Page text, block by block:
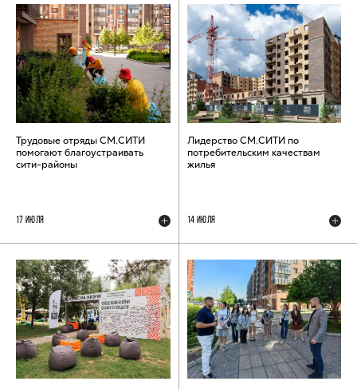
Трудовые отряды СМ.СИТИ
помогают благоустраивать
сити-районы
17 ИЮЛЯ
Лидерство СМ.СИТИ по
потребительским качествам
жилья
14 ИЮЛЯ